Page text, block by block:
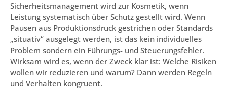
Sicherheitsmanagement wird zur Kosmetik, wenn
Leistung systematisch über Schutz gestellt wird. Wenn
Pausen aus Produktionsdruck gestrichen oder Standards
„situativ“ ausgelegt werden, ist das kein individuelles
Problem sondern ein Führungs- und Steuerungsfehler.
Wirksam wird es, wenn der Zweck klar ist: Welche Risiken
wollen wir reduzieren und warum? Dann werden Regeln
und Verhalten kongruent.